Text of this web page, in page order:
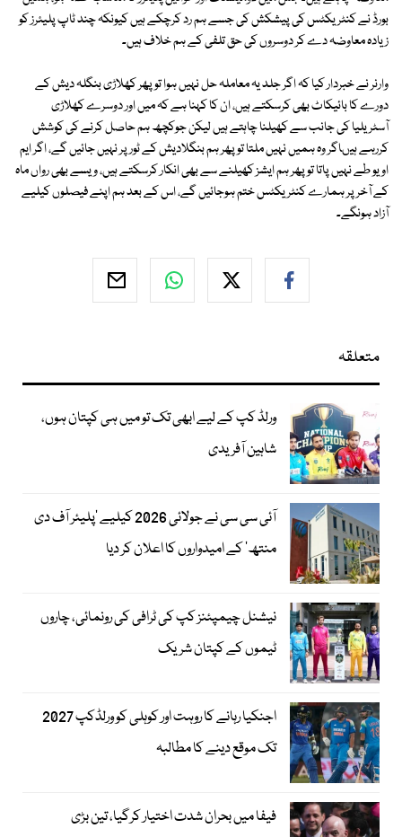
بورڈ نے کنٹریکٹس کی پیشکش کی جسے ہم رد کرچکے ہیں کیونکہ چند ٹاپ پلیئرز کو
زیادہ معاوضہ دے کر دوسروں کی حق تلفی کے ہم خلاف ہیں۔
وارنر نے خبردار کیا کہ اگر جلد یہ معاملہ حل نہیں ہوا تو پھر کھلاڑی بنگلہ دیش کے
دورے کا بائیکاٹ بھی کرسکتے ہیں، ان کا کہنا ہے کہ میں اور دوسرے کھلاڑی
آسٹریلیا کی جانب سے کھیلنا چاہتے ہیں لیکن جوکچھ ہم حاصل کرنے کی کوشش
کررہے ہیںاگر وہ ہمیں نہیں ملتا تو پھر ہم بنگلادیش کے ٹور پر نہیں جائیں گے، اگر ایم
او یو طے نہیں پاتا تو پھر ہم ایشز کھیلنے سے بھی انکار کرسکتے ہیں، ویسے بھی رواں ماہ
کے آخر پر ہمارے کنٹریکٹس ختم ہوجائیں گے، اس کے بعد ہم اپنے فیصلوں کیلیے
آزاد ہونگے۔
متعلقہ
ورلڈ کپ کے لیے ابھی تک تو میں ہی کپتان ہوں،
شاہین آفریدی
آئی سی سی نے جولائی 2026 کیلیے 'پلیئر آف دی
منتھ' کے امیدواروں کا اعلان کر دیا
نیشنل چیمپئنز کپ کی ٹرافی کی رونمائی، چاروں
ٹیموں کے کپتان شریک
اجنکیا رہانے کا روہت اور کوہلی کو ورلڈکپ 2027
تک موقع دینے کا مطالبہ
فیفا میں بحران شدت اختیار کرگیا، تین بڑی